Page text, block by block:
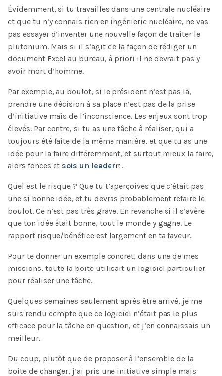
Évidemment, si tu travailles dans une centrale nucléaire
et que tu n’y connais rien en ingénierie nucléaire, ne vas
pas essayer d’inventer une nouvelle façon de traiter le
plutonium. Mais si il s’agit de la façon de rédiger un
document Excel au bureau, à priori il ne devrait pas y
avoir mort d’homme.
Par exemple, au boulot, si le président n’est pas là,
prendre une décision à sa place n’est pas de la prise
d’initiative mais de l’inconscience. Les enjeux sont trop
élevés. Par contre, si tu as une tâche à réaliser, qui a
toujours été faite de la même manière, et que tu as une
idée pour la faire différemment, et surtout mieux la faire,
alors fonces et sois un leader .
Quel est le risque ? Que tu t’aperçoives que c’était pas
une si bonne idée, et tu devras probablement refaire le
boulot. Ce n’est pas très grave. En revanche si il s’avère
que ton idée était bonne, tout le monde y gagne. Le
rapport risque/bénéfice est largement en ta faveur.
Pour te donner un exemple concret, dans une de mes
missions, toute la boite utilisait un logiciel particulier
pour réaliser une tâche.
Quelques semaines seulement après être arrivé, je me
suis rendu compte que ce logiciel n’était pas le plus
efficace pour la tâche en question, et j’en connaissais un
meilleur.
Du coup, plutôt que de proposer à l’ensemble de la
boite de changer, j’ai pris une initiative simple mais